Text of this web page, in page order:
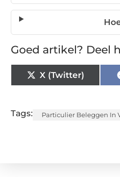
Goed artikel? Deel
X (Twitter)
Tags: Particulier Beleggen In